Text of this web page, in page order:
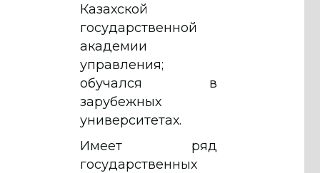
Казахской
государственной
академии
управления;
обучался в
зарубежных
университетах.
Имеет ряд
государственных